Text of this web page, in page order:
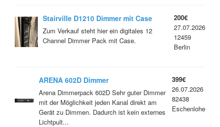
Stairville D1210 Dimmer mit Case
Zum Verkauf steht hier ein digitales 12
Channel Dimmer Pack mit Case.
200€
27.07.2026
12459
Berlin
ARENA 602D Dimmer
Arena Dimmerpack 602D Sehr guter Dimmer
mit der Möglichkeit jeden Kanal direkt am
Gerät zu Dimmen. Dadurch ist kein externes
Lichtpult...
399€
26.07.2026
82438
Eschenlohe